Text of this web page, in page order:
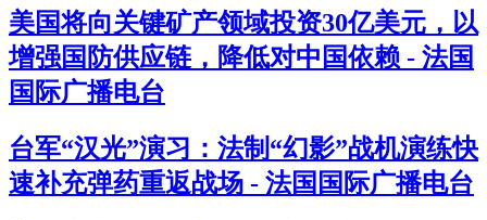
美国将向关键矿产领域投资30亿美元，以
增强国防供应链，降低对中国依赖 - 法国
国际广播电台
台军“汉光”演习：法制“幻影”战机演练快
速补充弹药重返战场 - 法国国际广播电台